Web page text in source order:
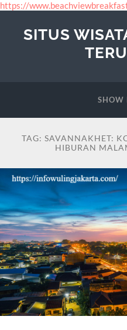
https://
SITUS
SHOW
TAG: SAVANNAKHET:
HIBURAN